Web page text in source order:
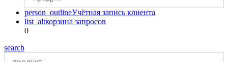
person_outlineУчётная запись клиента
list_altкорзина запросов
0
search